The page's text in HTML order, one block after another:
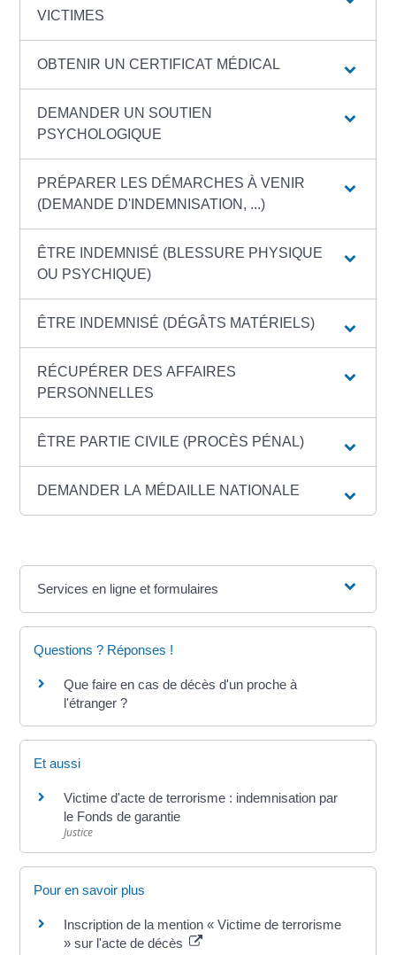
VICTIMES
OBTENIR UN CERTIFICAT MÉDICAL
DEMANDER UN SOUTIEN
PSYCHOLOGIQUE
PRÉPARER LES DÉMARCHES À VENIR
(DEMANDE D'INDEMNISATION, ...)
ÊTRE INDEMNISÉ (BLESSURE PHYSIQUE
OU PSYCHIQUE)
ÊTRE INDEMNISÉ (DÉGÂTS MATÉRIELS)
RÉCUPÉRER DES AFFAIRES
PERSONNELLES
ÊTRE PARTIE CIVILE (PROCÈS PÉNAL)
DEMANDER LA MÉDAILLE NATIONALE
Services en ligne et formulaires
Questions ? Réponses !
Que faire en cas de décès d'un proche à
l'étranger ?
Et aussi
Victime d'acte de terrorisme : indemnisation par
le Fonds de garantie
Justice
Pour en savoir plus
Inscription de la mention « Victime de terrorisme
» sur l'acte de décès